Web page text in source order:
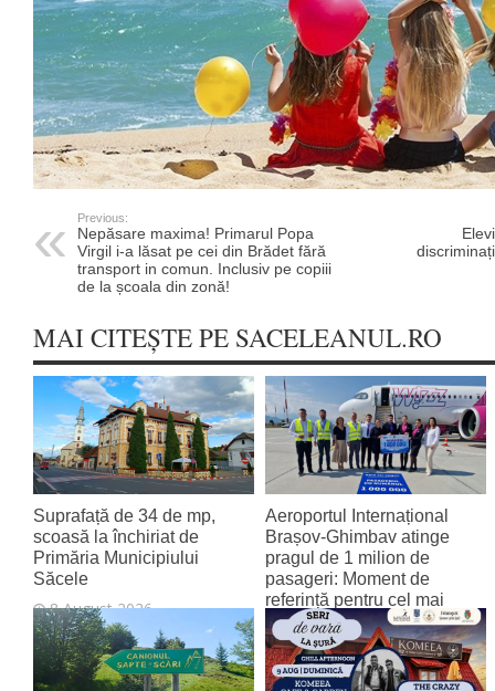
Previous:
Nepăsare maxima! Primarul Popa
Virgil i-a lăsat pe cei din Brădet fără
transport in comun. Inclusiv pe copiii
de la școala din zonă!
MAI CITEȘTE PE SACELEANUL.RO
Suprafață de 34 de mp,
scoasă la închiriat de
Primăria Municipiului
Săcele
8 August 2026
Aeroportul Internațional
Brașov‑Ghimbav atinge
pragul de 1 milion de
pasageri: Moment de
referință pentru cel mai
tânăr aeroport al țării
8 August 2026